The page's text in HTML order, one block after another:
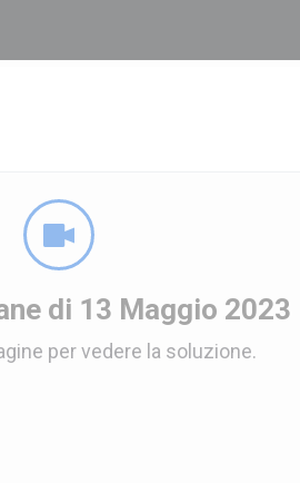
di 13 Maggio 2023
per vedere la soluzione.